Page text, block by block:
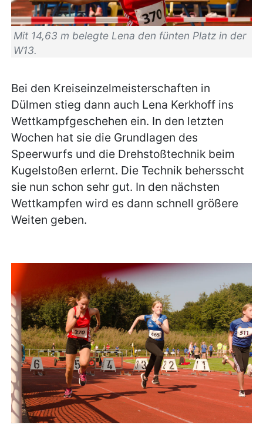
Mit 14,63 m belegte Lena den fünten Platz in der
W13.
Bei den Kreiseinzelmeisterschaften in
Dülmen stieg dann auch Lena Kerkhoff ins
Wettkampfgeschehen ein. In den letzten
Wochen hat sie die Grundlagen des
Speerwurfs und die Drehstoßtechnik beim
Kugelstoßen erlernt. Die Technik behersscht
sie nun schon sehr gut. In den nächsten
Wettkampfen wird es dann schnell größere
Weiten geben.